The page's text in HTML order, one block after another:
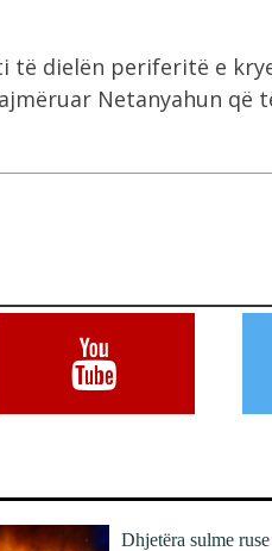
të dielën periferitë e
Netanyahun që
Dhjetëra sulme